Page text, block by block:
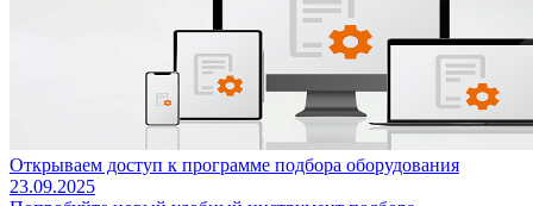
Открываем доступ к программе подбора оборудования
23.09.2025